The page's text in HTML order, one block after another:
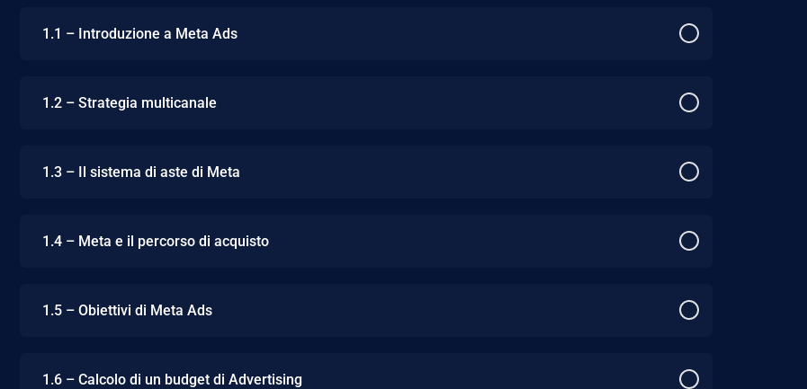
1.1 – Introduzione a Meta Ads
1.2 – Strategia multicanale
1.3 – Il sistema di aste di Meta
1.4 – Meta e il percorso di acquisto
1.5 – Obiettivi di Meta Ads
1.6 – Calcolo di un budget di Advertising